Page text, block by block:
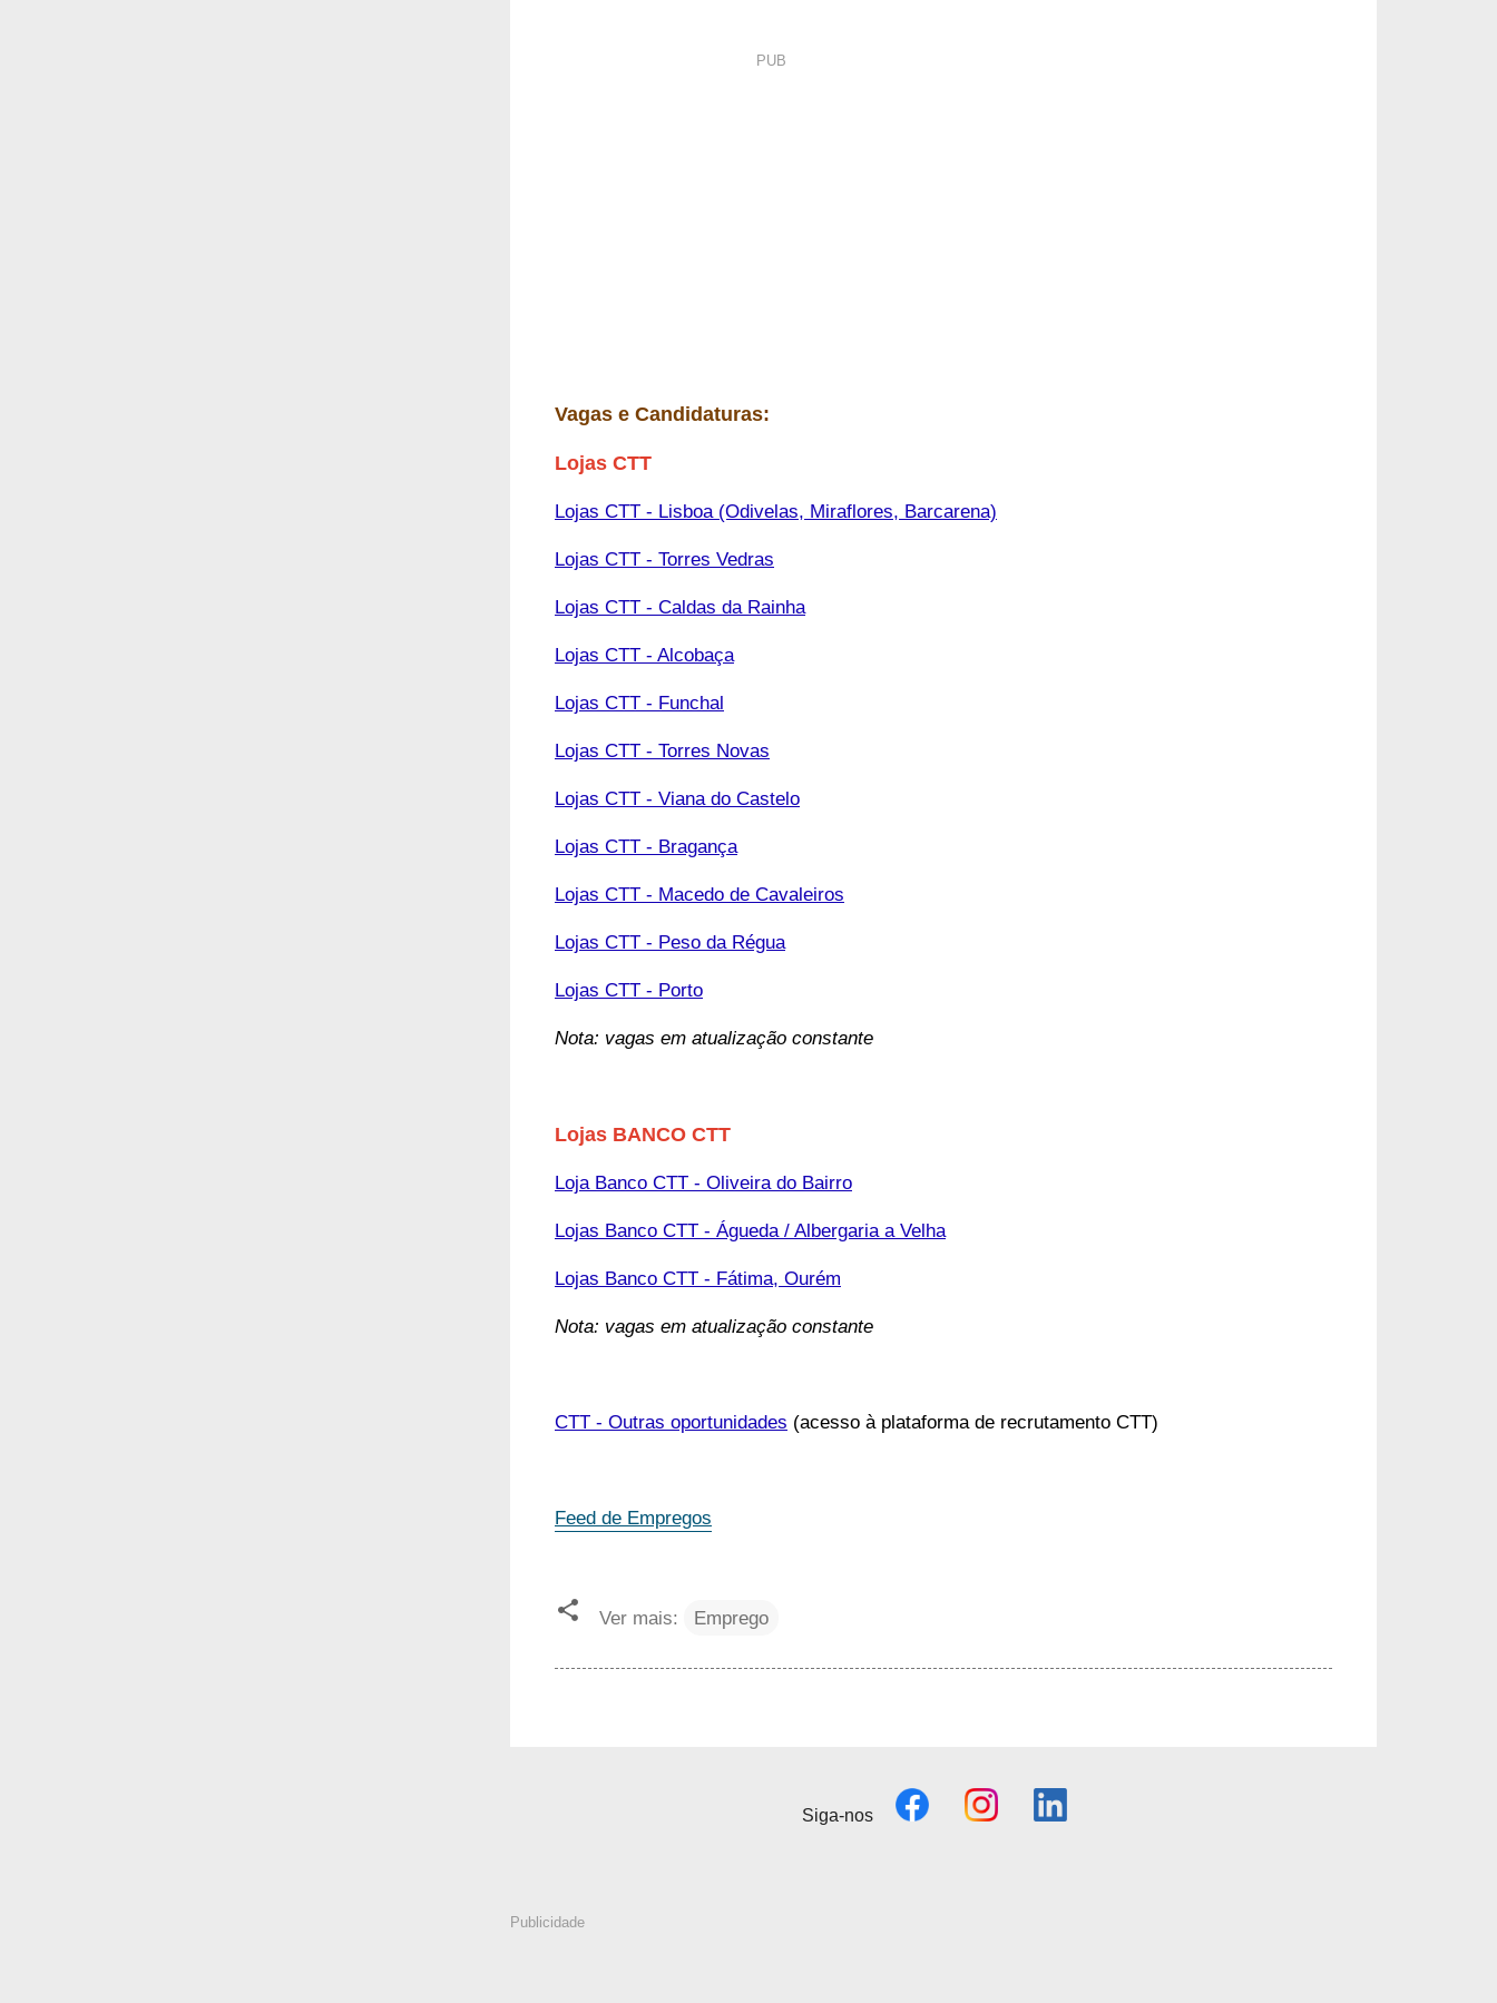
PUB
Vagas e Candidaturas:
Lojas CTT
Lojas CTT - Lisboa (Odivelas, Miraflores, Barcarena)
Lojas CTT - Torres Vedras
Lojas CTT - Caldas da Rainha
Lojas CTT - Alcobaça
Lojas CTT - Funchal
Lojas CTT - Torres Novas
Lojas CTT - Viana do Castelo
Lojas CTT - Bragança
Lojas CTT - Macedo de Cavaleiros
Lojas CTT - Peso da Régua
Lojas CTT - Porto
Nota: vagas em atualização constante
Lojas BANCO CTT
Loja Banco CTT - Oliveira do Bairro
Lojas Banco CTT - Águeda / Albergaria a Velha
Lojas Banco CTT - Fátima, Ourém
Nota: vagas em atualização constante
CTT - Outras oportunidades (acesso à plataforma de recrutamento CTT)
Feed de Empregos
Ver mais: Emprego
Siga-nos
Publicidade